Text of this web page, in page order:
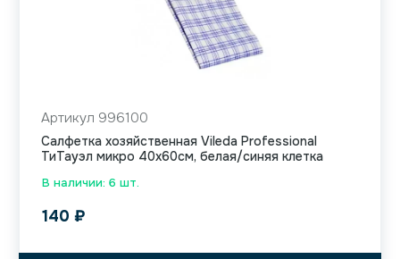
В наличии: 6 шт.
Артикул 996100
Салфетка хозяйственная Vileda Professional
ТиТауэл микро 40х60см, белая/синяя клетка
140 ₽